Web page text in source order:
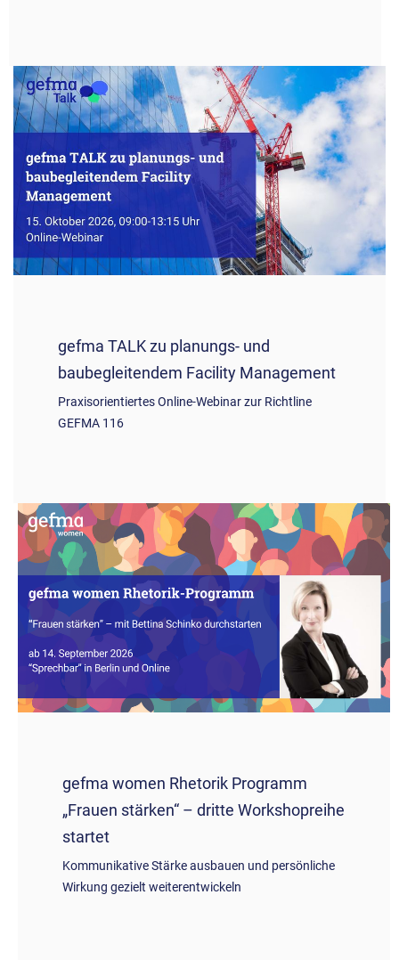
gefma TALK zu planungs- und
baubegleitendem Facility Management
Praxisorientiertes Online-Webinar zur Richtline
GEFMA 116
gefma women Rhetorik Programm
„Frauen stärken“ – dritte Workshopreihe
startet
Kommunikative Stärke ausbauen und persönliche
Wirkung gezielt weiterentwickeln